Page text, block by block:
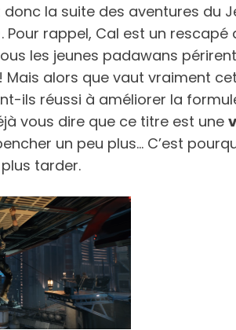
donc la suite des aventures du
Pour rappel, Cal est un
les jeunes padawans
Mais alors que vaut vraiment
ils réussi à améliorer la
vous dire que ce titre est une
un peu plus… C’est
tarder.